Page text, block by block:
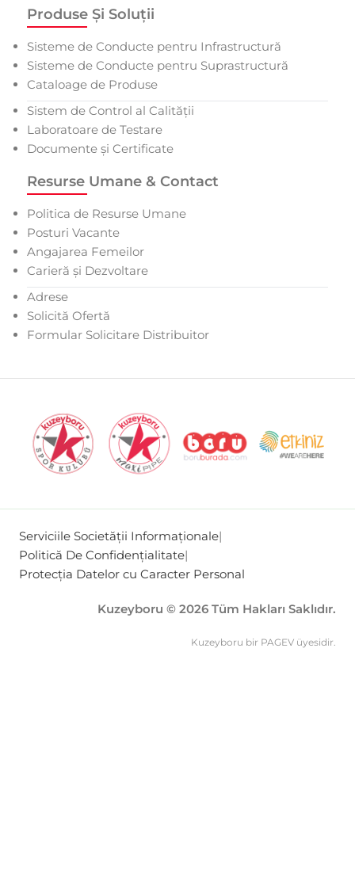
Produse Și Soluții
Sisteme de Conducte pentru Infrastructură
Sisteme de Conducte pentru Suprastructură
Cataloage de Produse
Sistem de Control al Calității
Laboratoare de Testare
Documente și Certificate
Resurse Umane & Contact
Politica de Resurse Umane
Posturi Vacante
Angajarea Femeilor
Carieră și Dezvoltare
Adrese
Solicită Ofertă
Formular Solicitare Distribuitor
Serviciile Societății Informaționale|
Politică De Confidențialitate|
Protecția Datelor cu Caracter Personal
Kuzeyboru © 2026 Tüm Hakları Saklıdır.
Kuzeyboru bir PAGEV üyesidir.